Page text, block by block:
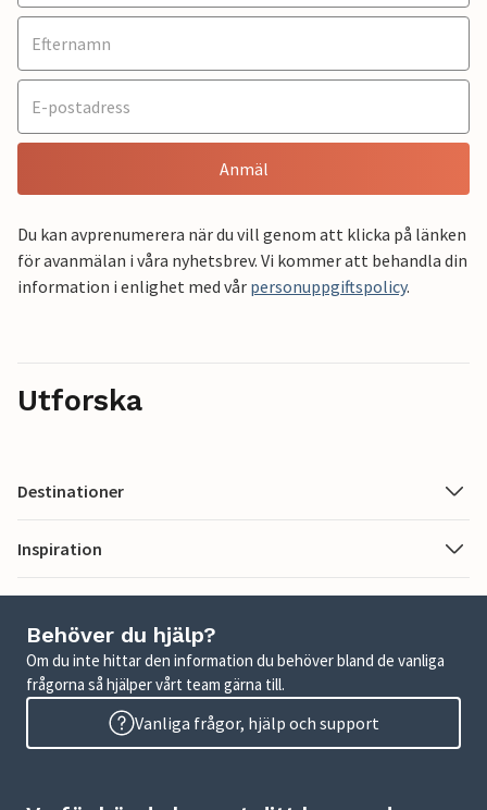
Anmäl
Du kan avprenumerera när du vill genom att klicka på länken
för avanmälan i våra nyhetsbrev. Vi kommer att behandla din
information i enlighet med vår personuppgiftspolicy.
Utforska
Destinationer
Inspiration
Behöver du hjälp?
Om du inte hittar den information du behöver bland de vanliga
frågorna så hjälper vårt team gärna till.
Vanliga frågor, hjälp och support